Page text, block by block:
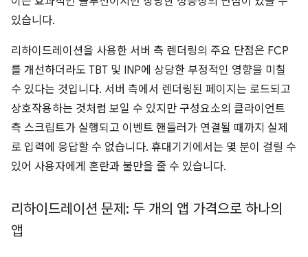
있습니다.
리하이드레이션을 사용한 서버 측 렌더링의 주요 단점은 FCP
를 개선하더라도 TBT 및 INP에 상당한 부정적인 영향을 미칠
수 있다는 것입니다. 서버 측에서 렌더링된 페이지는 로드되고
상호작용하는 것처럼 보일 수 있지만 구성요소의 클라이언트
측 스크립트가 실행되고 이벤트 핸들러가 연결될 때까지 실제
로 입력에 응답할 수 없습니다. 휴대기기에서는 몇 분이 걸릴 수
있어 사용자에게 혼란과 불만을 줄 수 있습니다.
리하이드레이션 문제: 두 개의 앱 가격으로 하나의
앱